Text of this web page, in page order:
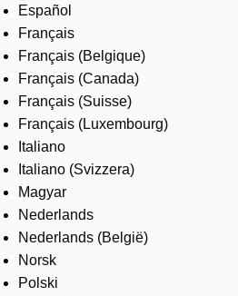
Español
Français
Français (Belgique)
Français (Canada)
Français (Suisse)
Français (Luxembourg)
Italiano
Italiano (Svizzera)
Magyar
Nederlands
Nederlands (België)
Norsk
Polski